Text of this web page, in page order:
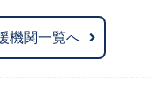
機関一覧へ